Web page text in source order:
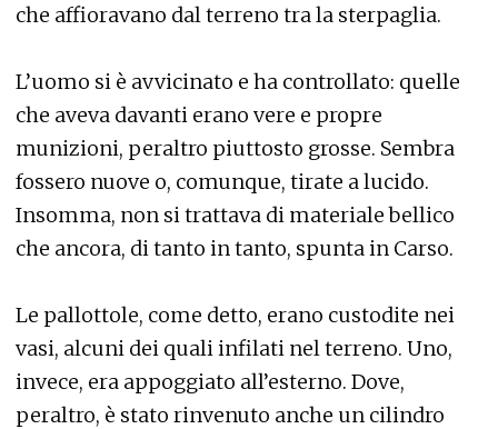
che affioravano dal terreno tra la sterpaglia.
L’uomo si è avvicinato e ha controllato: quelle
che aveva davanti erano vere e propre
munizioni, peraltro piuttosto grosse. Sembra
fossero nuove o, comunque, tirate a lucido.
Insomma, non si trattava di materiale bellico
che ancora, di tanto in tanto, spunta in Carso.
Le pallottole, come detto, erano custodite nei
vasi, alcuni dei quali infilati nel terreno. Uno,
invece, era appoggiato all’esterno. Dove,
peraltro, è stato rinvenuto anche un cilindro